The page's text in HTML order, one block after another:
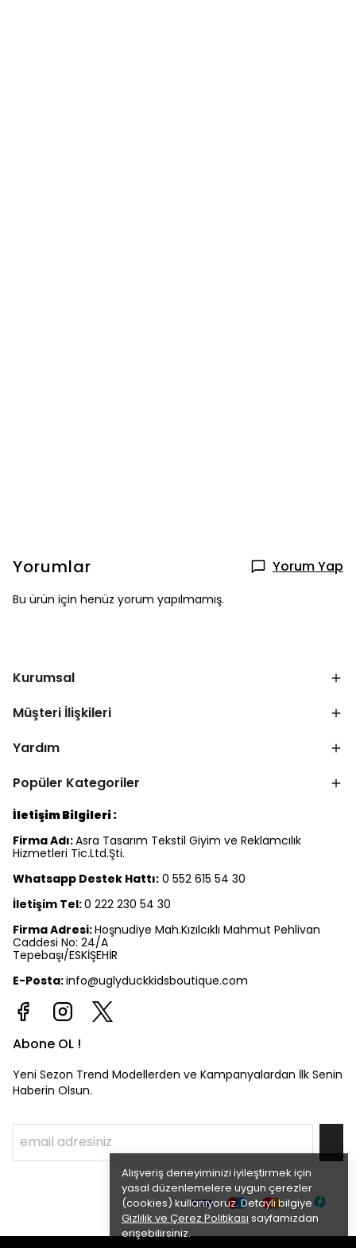
Alışveriş deneyiminizi iyileştirmek için
yasal düzenlemelere uygun çerezler
(cookies) kullanıyoruz. Detaylı bilgiye
Gizlilik ve Çerez Politikası sayfamızdan
erişebilirsiniz.
Yorumlar Yorum Yap
Bu ürün için henüz yorum yapılmamış.
Kurumsal
Müşteri İlişkileri
Yardım
Popüler Kategoriler
İletişim Bilgileri :
Firma Adı:Asra Tasarım Tekstil Giyim ve Reklamcılık
Hizmetleri Tic.Ltd.Şti.
Whatsapp Destek Hattı: 0 552 615 54 30
İletişim Tel:0 222 230 54 30
Firma Adresi:Hoşnudiye Mah.Kızılcıklı Mahmut Pehlivan
Caddesi No: 24/A
Tepebaşı/ESKİŞEHİR
E-Posta:info@uglyduckkidsboutique.com
Abone OL !
Yeni Sezon Trend Modellerden ve Kampanyalardan İlk Senin
Haberin Olsun.